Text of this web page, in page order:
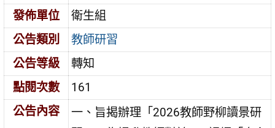
發佈單位
衛生組
公告類別
教師研習
公告等級
轉知
點閱次數
161
公告內容
一、旨揭辦理「2026教師野柳讀景研